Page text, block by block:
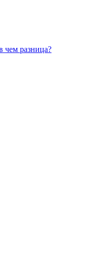
чем разница?